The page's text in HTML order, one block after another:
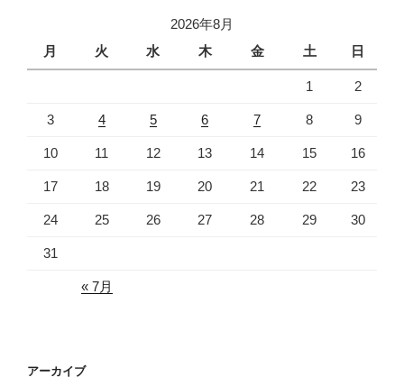
2026年8月
月
火 水 木 金 土 日
1 2
3 4 5 6 7 8 9
10 11 12 13 14 15 16
17 18 19 20 21 22 23
24 25 26 27 28 29 30
31
« 7月
アーカイブ